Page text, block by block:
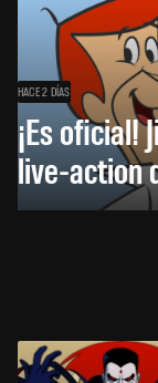
HACE 2 DÍAS
¡Es oficial!
live-action